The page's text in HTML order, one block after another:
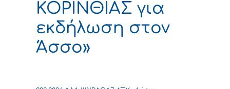
ΚΟΡΙΝΘΙΑΣ για
εκδήλωση στον
Άσσο»